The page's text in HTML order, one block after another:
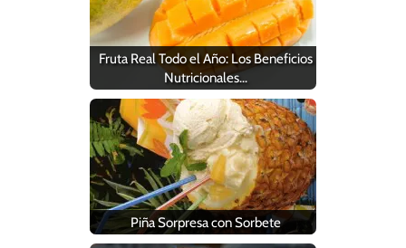
Fruta Real Todo el Año: Los Beneficios
Nutricionales…
Piña Sorpresa con Sorbete